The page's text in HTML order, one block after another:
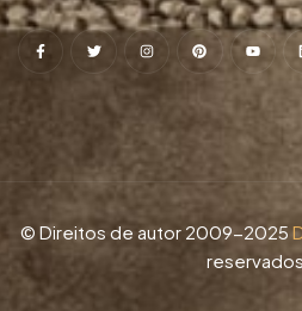
© Direitos de autor 2009-2025
reservados.